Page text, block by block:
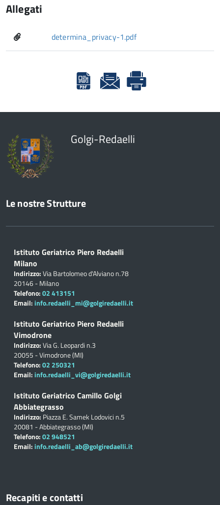
Allegati
determina_privacy-1.pdf
Golgi-Redaelli
Le nostre Strutture
Istituto Geriatrico Piero Redaelli
Milano
Indirizzo:Via Bartolomeo d'Alviano n.78
20146 - Milano
Telefono:02 413151
Email: info.redaelli_mi@golgiredaelli.it
Istituto Geriatrico Piero Redaelli
Vimodrone
Indirizzo:Via G. Leopardi n.3
20055 - Vimodrone (MI)
Telefono:02 250321
Email: info.redaelli_vi@golgiredaelli.it
Istituto Geriatrico Camillo Golgi
Abbiategrasso
Indirizzo: Piazza E. Samek Lodovici n.5
20081 - Abbiategrasso (MI)
Telefono:02 948521
Email: info.redaelli_ab@golgiredaelli.it
Recapiti e contatti